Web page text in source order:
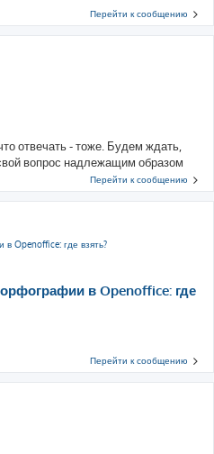
Перейти к сообщению
отвечать - тоже. Будем ждать,
вопрос надлежащим образом
Перейти к сообщению
Openoffice: где взять?
в Openoffice: где
Перейти к сообщению